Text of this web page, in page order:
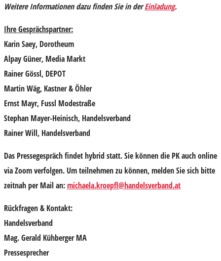
Weitere Informationen dazu finden Sie in derEinladung.
Ihre Gesprächspartner:
Karin Saey, Dorotheum
Alpay Güner, Media Markt
Rainer Gössl, DEPOT
Martin Wäg, Kastner & Öhler
Ernst Mayr, Fussl Modestraße
Stephan Mayer-Heinisch, Handelsverband
Rainer Will, Handelsverband
Das Pressegespräch findet hybrid statt. Sie können die PK auch online
via Zoom verfolgen. Um teilnehmen zu können,melden Sie sich bitte
zeitnah per Mail an:michaela.kroepfl@handelsverband.at
Rückfragen & Kontakt:
Handelsverband
Mag. Gerald Kühberger MA
Pressesprecher